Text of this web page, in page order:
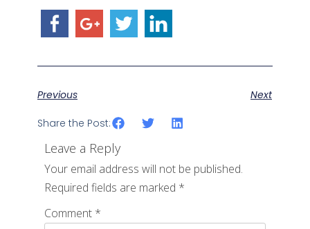
Previous Next
Share the Post:
Leave a Reply
Your email address will not be published.
Required fields are marked *
Comment *